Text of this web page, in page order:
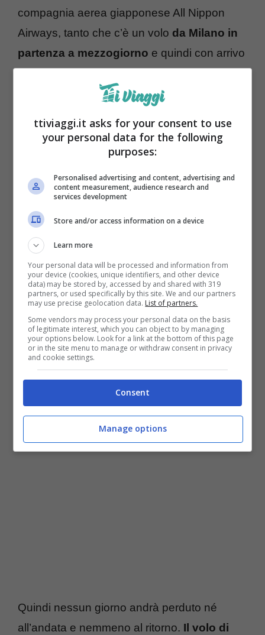
compagnia aerea giapponese All Nippon
Airways, tanto che c’è un volo da Milano in
partenza a mezzogiorno e quindi con arrivo
dimentichiamo che c’è una differenza di 8
quindi si potrà godere della capitale
giapponese dopo avere volato a bordo di un
comodo aereo e avere fatto un volo molto
lungo ma comunque non stressante senza
scali.
Il volo diretto parte da Milano Malpensa e arriva a Tokyo
Haneda – ttiviaggi.it
Quindi nessun giorno andrà perduto né
all’andata e nemmeno al ritorno. Il volo di
ttiviaggi.it asks for your consent to use
your personal data for the following
purposes:
Personalised advertising and content, advertising and
content measurement, audience research and
services development
Store and/or access information on a device
Learn more
Your personal data will be processed and information from
your device (cookies, unique identifiers, and other device
data) may be stored by, accessed by and shared with 319
partners, or used specifically by this site. We and our partners
may use precise geolocation data. List of partners.
Some vendors may process your personal data on the basis
of legitimate interest, which you can object to by managing
your options below. Look for a link at the bottom of this page
or in the site menu to manage or withdraw consent in privacy
and cookie settings.
Consent
Manage options